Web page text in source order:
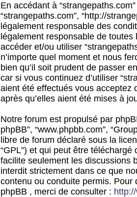
En accédant à
“strangepaths.com”, “http://
légalement responsable des
légalement responsable de
accéder et/ou utiliser
n’importe quel moment et nous
bien qu’il soit prudent de passer
car si vous continuez d’utiliser
aient été effectués vous acceptez
après qu’elles aient été mises à
Notre forum est propulsé par
phpBB”, “www.phpbb.com”,
libre de forum déclaré sous la
“GPL”) et qui peut être téléchargé
facilite seulement les discussions
interdit strictement dans ce que
contenu ou conduite permis.
phpBB , merci de consulter :